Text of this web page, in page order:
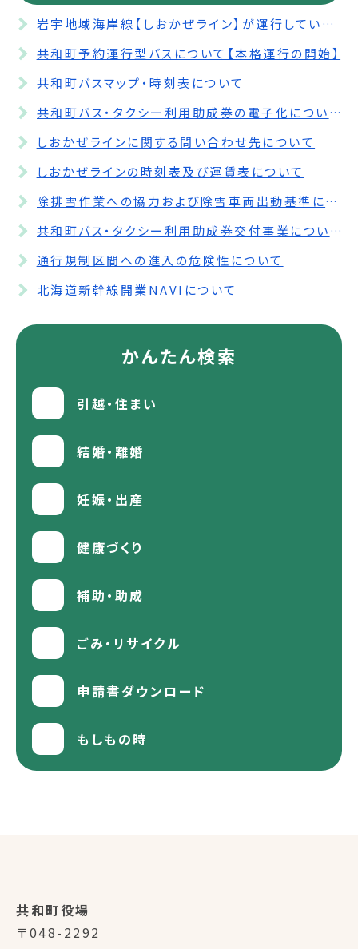
岩宇地域海岸線【しおかぜライン】が運行しています！
共和町予約運行型バスについて【本格運行の開始】
共和町バスマップ・時刻表について
共和町バス・タクシー利用助成券の電子化について
しおかぜラインに関する問い合わせ先について
しおかぜラインの時刻表及び運賃表について
除排雪作業への協力および除雪車両出動基準について
共和町バス・タクシー利用助成券交付事業について
通行規制区間への進入の危険性について
北海道新幹線開業NAVIについて
かんたん検索
引越・住まい
結婚・離婚
妊娠・出産
健康づくり
補助・助成
ごみ・リサイクル
申請書ダウンロード
もしもの時
共和町役場
〒048-2292